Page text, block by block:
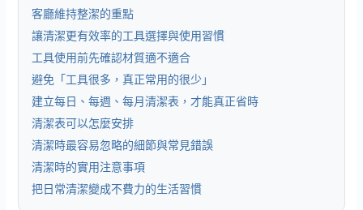
客廳維持整潔的重點
讓清潔更有效率的工具選擇與使用習慣
工具使用前先確認材質適不適合
避免「工具很多，真正常用的很少」
建立每日、每週、每月清潔表，才能真正省時
清潔表可以怎麼安排
清潔時最容易忽略的細節與常見錯誤
清潔時的實用注意事項
把日常清潔變成不費力的生活習慣